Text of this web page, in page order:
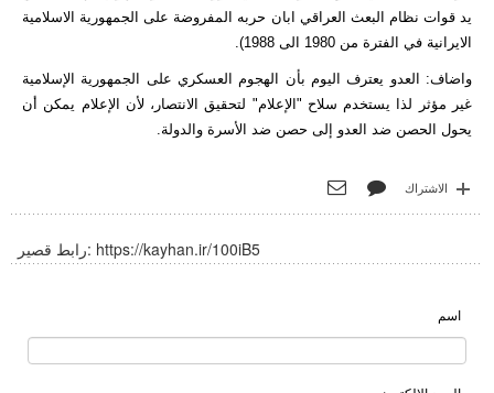
يد قوات نظام البعث العراقي ابان حربه المفروضة على الجمهورية الاسلامية
الايرانية في الفترة من 1980 الى 1988).
واضاف: العدو يعترف اليوم بأن الهجوم العسكري على الجمهورية الإسلامية
غير مؤثر لذا يستخدم سلاح "الإعلام" لتحقيق الانتصار، لأن الإعلام يمكن أن
يحول الحصن ضد العدو إلى حصن ضد الأسرة والدولة.
الاشتراك
رابط قصير: https://kayhan.ir/100iB5
اسم